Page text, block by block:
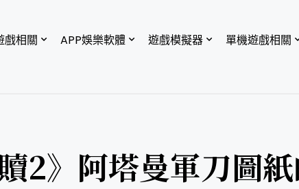
戲相關 APP娛樂軟體 遊戲模擬器 單機遊戲相關
2》阿塔曼軍刀圖